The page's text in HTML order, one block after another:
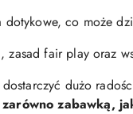
co może
fair play oraz
dużo
zabawką,